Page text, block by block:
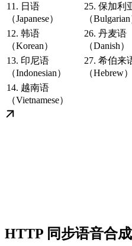
11. 日语
（Japanese）
25. 保加利
（Bulgarian
12. 韩语
（Korean）
26. 丹麦语
（Danish）
13. 印尼语
（Indonesian）
27. 希伯来
（Hebrew）
14. 越南语
（Vietnamese）
HTTP 同步语音合成